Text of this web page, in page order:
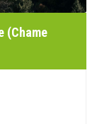
(Chame